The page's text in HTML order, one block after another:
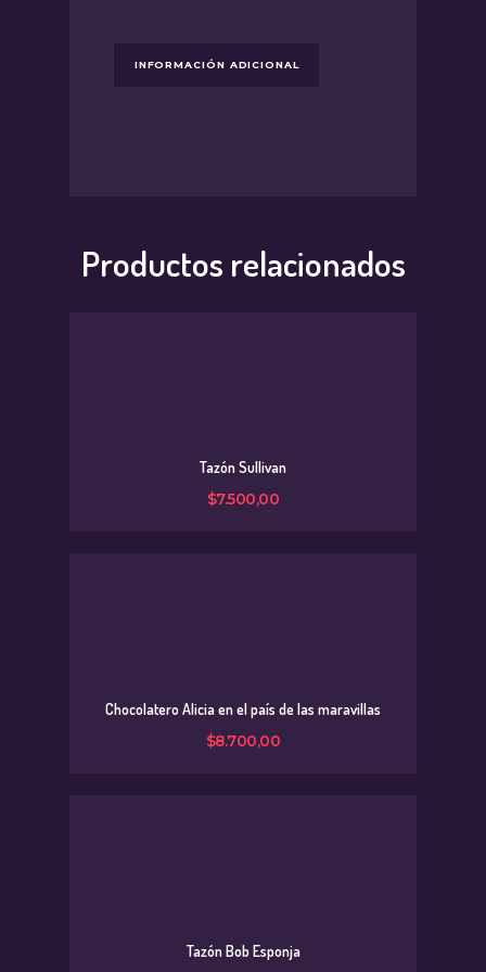
INFORMACIÓN ADICIONAL
Productos relacionados
Tazón Sullivan
$7.500,00
Chocolatero Alicia en el país de las maravillas
$8.700,00
Tazón Bob Esponja